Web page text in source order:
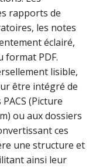
rapports de
les notes
éclairé,
format PDF.
lisible,
être intégré de
(Picture
ou aux dossiers
ces
une structure et
ainsi leur